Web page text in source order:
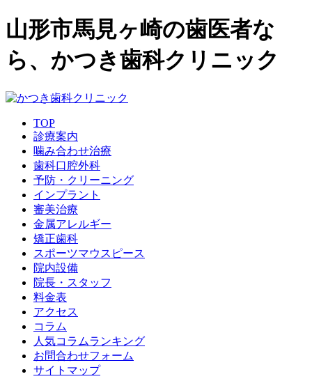
山形市馬見ヶ崎の歯医者な
ら、かつき歯科クリニック
TOP
診療案内
噛み合わせ治療
歯科口腔外科
予防・クリーニング
インプラント
審美治療
金属アレルギー
矯正歯科
スポーツマウスピース
院内設備
院長・スタッフ
料金表
アクセス
コラム
人気コラムランキング
お問合わせフォーム
サイトマップ